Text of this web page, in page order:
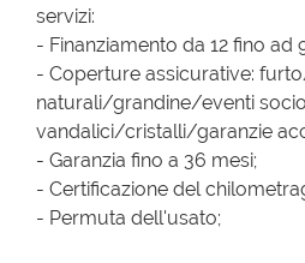
servizi:
- Finanziamento da 12 fino ad
- Coperture assicurative:
naturali/grandine/eventi
vandalici/cristalli/garanzie
- Garanzia fino a 36 mesi;
- Certificazione del
- Permuta dell'usato;